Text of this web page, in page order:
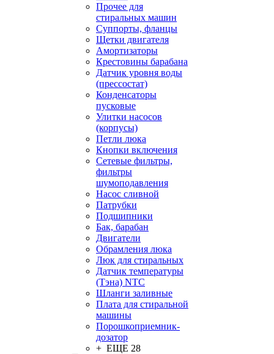
Прочее для
стиральных машин
Суппорты, фланцы
Щетки двигателя
Амортизаторы
Крестовины барабана
Датчик уровня воды
(прессостат)
Конденсаторы
пусковые
Улитки насосов
(корпусы)
Петли люка
Кнопки включения
Сетевые фильтры,
фильтры
шумоподавления
Насос сливной
Патрубки
Подшипники
Бак, барабан
Двигатели
Обрамления люка
Люк для стиральных
Датчик температуры
(Тэна) NTC
Шланги заливные
Плата для стиральной
машины
Порошкоприемник-
дозатор
+ ЕЩЕ 28